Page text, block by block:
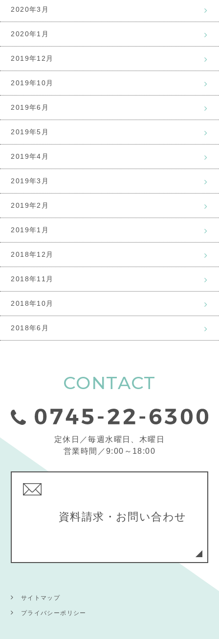
2020年3月
2020年1月
2019年12月
2019年10月
2019年6月
2019年5月
2019年4月
2019年3月
2019年2月
2019年1月
2018年12月
2018年11月
2018年10月
2018年6月
CONTACT
定休日／毎週水曜日、木曜日
営業時間／9:00～18:00
資料請求・お問い合わせ
サイトマップ
プライバシーポリシー